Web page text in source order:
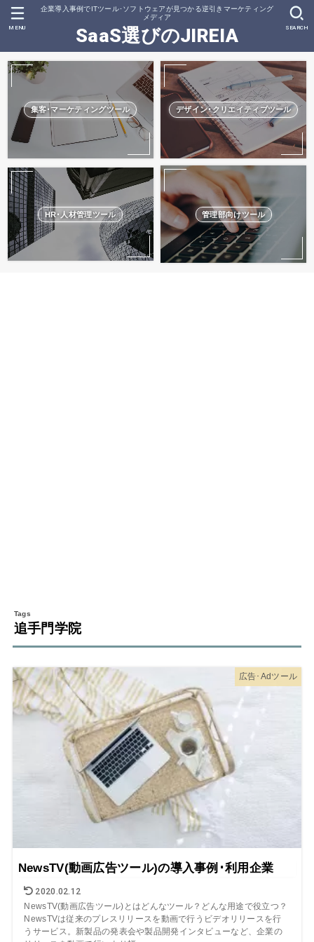
企業導入事例でITツール･ソフトウェアが見つかる逆引きマーケティング
メディア
SaaS選びのJIREIA SEARCH
MENU
集客･マーケティングツール デザイン･クリエイティブツール
HR･人材管理ツール 管理部向けツール
追手門学院
広告･Adツール
NewsTV(動画広告ツール)の導入事例･利用企業
2020.02.12
NewsTV(動画広告ツール)とはどんなツール？どんな用途で役立つ？
NewsTVは従来のプレスリリースを動画で行うビデオリリースを行
うサービス。新製品の発表会や製品開発インタビューなど、企業の